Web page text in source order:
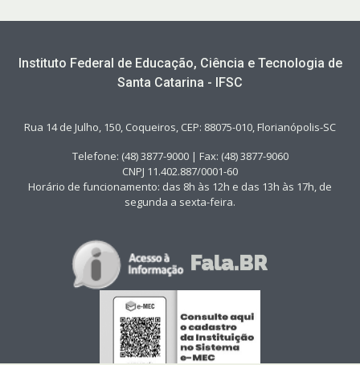
Instituto Federal de Educação, Ciência e Tecnologia de
Santa Catarina - IFSC
Rua 14 de Julho, 150, Coqueiros, CEP: 88075-010, Florianópolis-SC
Telefone: (48) 3877-9000 | Fax: (48) 3877-9060
CNPJ 11.402.887/0001-60
Horário de funcionamento: das 8h às 12h e das 13h às 17h, de
segunda a sexta-feira.